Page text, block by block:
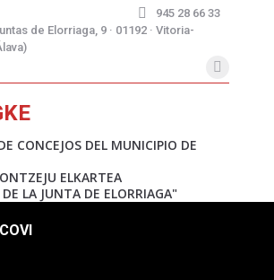
945 28 66 33
de Elorriaga, 9 · 01192 · Vitoria-
X
CONCEJOS DEL MUNICIPIO DE
ELKARTEA
LA JUNTA DE ELORRIAGA"